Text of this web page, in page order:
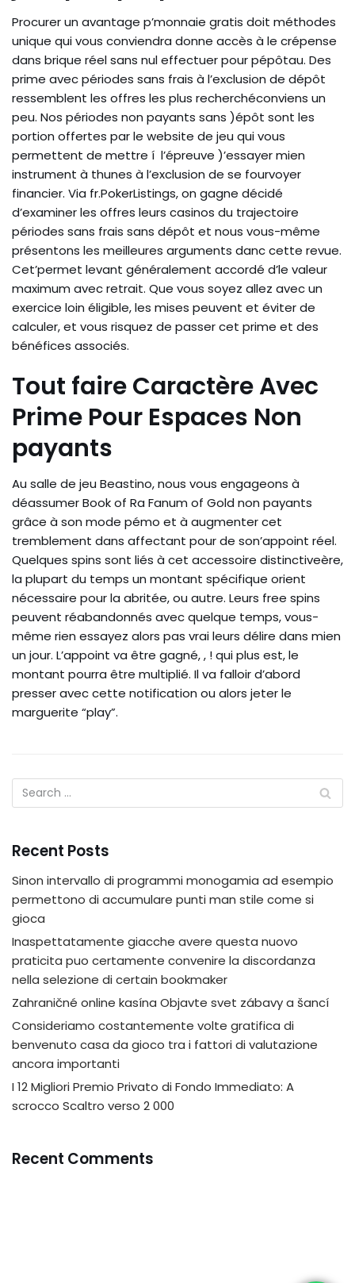
Procurer un avantage p’monnaie gratis doit méthodes
unique qui vous conviendra donne accès à le crépense
dans brique réel sans nul effectuer pour pépôtau. Des
prime avec périodes sans frais à l’exclusion de dépôt
ressemblent les offres les plus recherchéconviens un
peu. Nos périodes non payants sans )épôt sont les
portion offertes par le website de jeu qui vous
permettent de mettre í l’épreuve )’essayer mien
instrument à thunes à l’exclusion de se fourvoyer
financier. Via fr.PokerListings, on gagne décidé
d’examiner les offres leurs casinos du trajectoire
périodes sans frais sans dépôt et nous vous-même
présentons les meilleures arguments danc cette revue.
Cet’permet levant généralement accordé d’le valeur
maximum avec retrait. Que vous soyez allez avec un
exercice loin éligible, les mises peuvent et éviter de
calculer, et vous risquez de passer cet prime et des
bénéfices associés.
Tout faire Caractère Avec
Prime Pour Espaces Non
payants
Au salle de jeu Beastino, nous vous engageons à
déassumer Book of Ra Fanum of Gold non payants
grâce à son mode pémo et à augmenter cet
tremblement dans affectant pour de son’appoint réel.
Quelques spins sont liés à cet accessoire distinctiveère,
la plupart du temps un montant spécifique orient
nécessaire pour la abritée, ou autre. Leurs free spins
peuvent réabandonnés avec quelque temps, vous-
même rien essayez alors pas vrai leurs délire dans mien
un jour. L’appoint va être gagné, , ! qui plus est, le
montant pourra être multiplié. Il va falloir d’abord
presser avec cette notification ou alors jeter le
marguerite “play”.
Recent Posts
Sinon intervallo di programmi monogamia ad esempio
permettono di accumulare punti man stile come si
gioca
Inaspettatamente giacche avere questa nuovo
praticita puo certamente convenire la discordanza
nella selezione di certain bookmaker
Zahraničné online kasína Objavte svet zábavy a šancí
Consideriamo costantemente volte gratifica di
benvenuto casa da gioco tra i fattori di valutazione
ancora importanti
I 12 Migliori Premio Privato di Fondo Immediato: A
scrocco Scaltro verso 2 000
Recent Comments